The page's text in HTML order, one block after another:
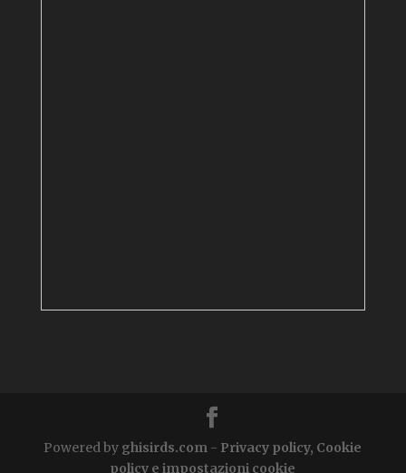
Powered by ghisirds.com - Privacy policy, Cookie
policy e impostazioni cookie